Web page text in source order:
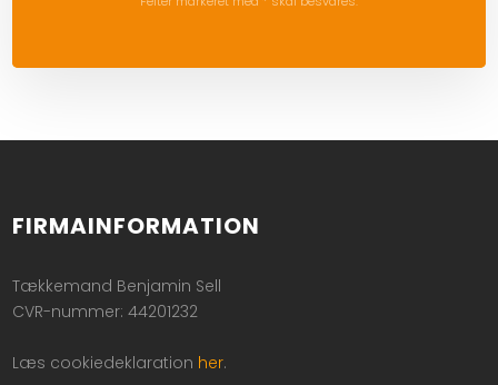
FIRMAINFORMATION
Tækkemand Benjamin Sell
CVR-nummer: 44201232
Læs cookiedeklaration her.